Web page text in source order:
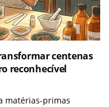
centenas
reconhecível
matérias-primas